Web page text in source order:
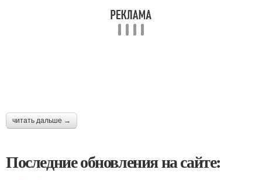
читать дальше →
Последние обновления на сайте: